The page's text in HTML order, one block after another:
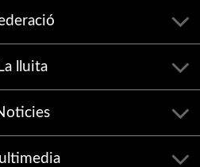
La lluita